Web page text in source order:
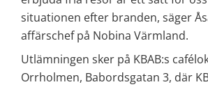
situationen efter branden, säger
affärschef på Nobina Värmland.
Utlämningen sker på KBAB:s
Orrholmen, Babordsgatan 3, där